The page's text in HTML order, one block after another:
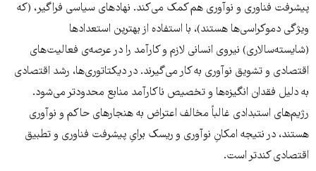
پیشرفت فناوری و نوآوری هم کمک می‌کند. نهادهای سیاسی فراگیر، (که
ویژگی دموکراسی‌ها هستند)، با استفاده از بهترین استعداد‌ها
(شایسته‌سالاری) نیروی انسانی لازم و کارآمد را در عرصه‌ی فعالیت‌های
اقتصادی و تشویق نوآوری به کار می‌گیرند. در دیکتاتوری‌ها، رشد اقتصادی
به دلیل فقدان انگیزه‌ها و تخصیص ناکارآمد منابع محدودتر می‌شود.
رژیم‌های استبدادی غالباً مخالف اعتراض به ‌هنجار‌های حاکم و نوآوری
هستند، در نتیجه امکانِ نوآوری و ریسک برایِ پیشرفت فناوری و تطبیق
اقتصادی کندتر است.